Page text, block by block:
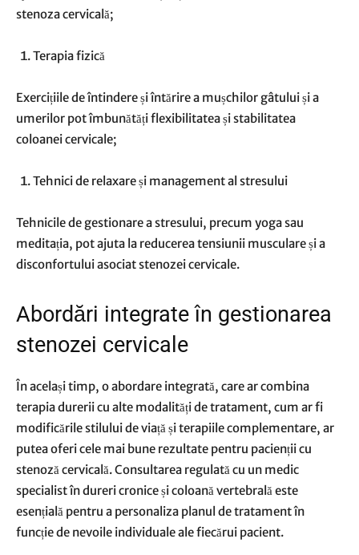
stenoza cervicală;
Terapia fizică
Exercițiile de întindere și întărire a mușchilor gâtului și a
umerilor pot îmbunătăți flexibilitatea și stabilitatea
coloanei cervicale;
Tehnici de relaxare și management al stresului
Tehnicile de gestionare a stresului, precum yoga sau
meditația, pot ajuta la reducerea tensiunii musculare și a
disconfortului asociat stenozei cervicale.
Abordări integrate în gestionarea
stenozei cervicale
În același timp, o abordare integrată, care ar combina
terapia durerii cu alte modalități de tratament, cum ar fi
modificările stilului de viață și terapiile complementare, ar
putea oferi cele mai bune rezultate pentru pacienții cu
stenoză cervicală. Consultarea regulată cu un medic
specialist în dureri cronice și coloană vertebrală este
esențială pentru a personaliza planul de tratament în
funcție de nevoile individuale ale fiecărui pacient.